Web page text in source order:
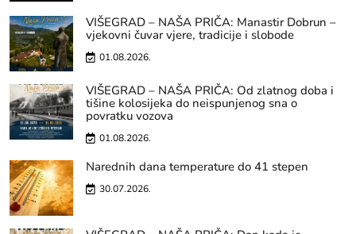
VIŠEGRAD – NAŠA PRIČA: Manastir Dobrun –
vjekovni čuvar vjere, tradicije i slobode
01.08.2026.
VIŠEGRAD – NAŠA PRIČA: Od zlatnog doba i
tišine kolosijeka do neispunjenog sna o
povratku vozova
01.08.2026.
Narednih dana temperature do 41 stepen
30.07.2026.